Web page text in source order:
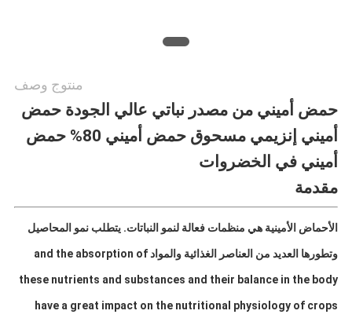
منتوج وصف
حمض أميني من مصدر نباتي عالي الجودة حمض
أميني إنزيمي مسحوق حمض أميني 80% حمض
أميني في الخضروات
مقدمة
الأحماض الأمينية هي منظمات فعالة لنمو النباتات. يتطلب نمو المحاصيل
وتطورها العديد من العناصر الغذائية والمواد and the absorption of
these nutrients and substances and their balance in the body
have a great impact on the nutritional physiology of crops